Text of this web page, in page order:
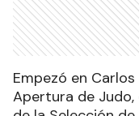
Empezó en
Apertura de